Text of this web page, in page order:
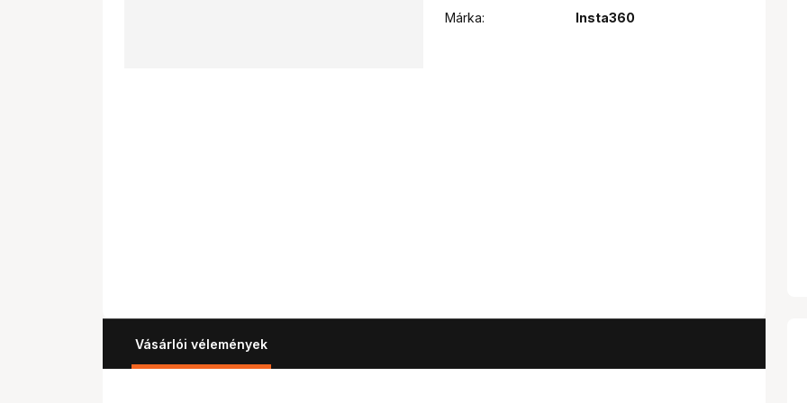
Márka:
Insta360
Vásárlói vélemények